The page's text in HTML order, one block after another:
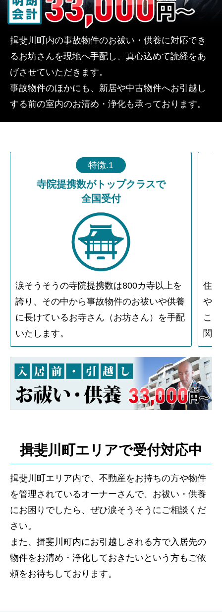
揖斐川町内の事故物件のお祓い・供養に対応でき
るお坊さんを現地へ手配し、真心込めて読経をあ
げさせていただきます。
事故物件のほかにも、新居や中古物件へお引越し
する前の室内のお清め・浄化も承っております。
特徴.1
寺院提携数がトップクラスで
全国受付
涙そうそうの寺院提携数は800カ寺以上を
誇り、その中から事故物件のお祓いや供養
に長けているお寺さん（お坊さん）を手配
いたします。
住
や
こ
関
揖斐川町エリアで受付対応中
揖斐川町エリア内で、不動産をお持ちの方や物件
を管理されているオーナーさんで、お祓い・供養
にお困りでしたら、ぜひ涙そうそうにご相談くだ
さい。
また、揖斐川町内にお引越しされる方で入居先の
物件をお清め・浄化しておきたいという方もご依
頼をお待ちしております。